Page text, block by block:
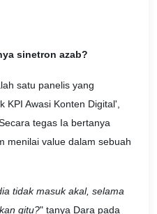
sinetron azab?
satu panelis yang
KPI Awasi Konten Digital',
tegas Ia bertanya
menilai value dalam sebuah
tidak masuk akal, selama
gitu?" tanya Dara pada